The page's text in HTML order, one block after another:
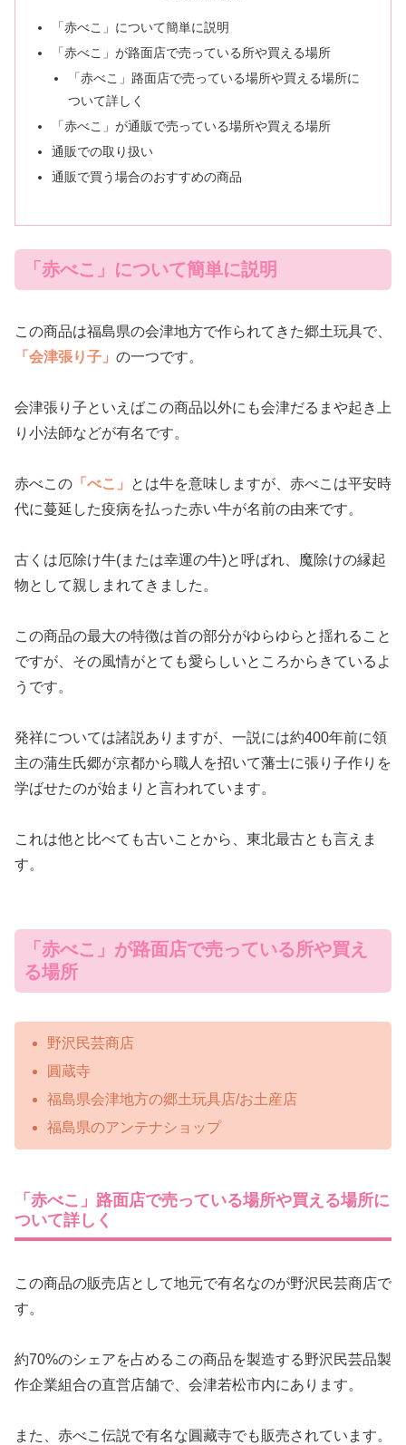
「赤べこ」について簡単に説明
「赤べこ」が路面店で売っている所や買える場所
「赤べこ」路面店で売っている場所や買える場所に
ついて詳しく
「赤べこ」が通販で売っている場所や買える場所
通販での取り扱い
通販で買う場合のおすすめの商品
「赤べこ」について簡単に説明
この商品は福島県の会津地方で作られてきた郷土玩具で、
「会津張り子」 の一つです。
会津張り子といえばこの商品以外にも会津だるまや起き上
り小法師などが有名です。
赤べこの 「べこ」
とは牛を意味しますが、赤べこは平安時
代に蔓延した疫病を払った赤い牛が名前の由来です。
古くは厄除け牛(または幸運の牛)と呼ばれ、魔除けの縁起
物として親しまれてきました。
この商品の最大の特徴は首の部分がゆらゆらと揺れること
ですが、その風情がとても愛らしいところからきているよ
うです。
発祥については諸説ありますが、一説には約400年前に領
主の蒲生氏郷が京都から職人を招いて藩士に張り子作りを
学ばせたのが始まりと言われています。
これは他と比べても古いことから、東北最古とも言えま
す。
「赤べこ」が路面店で売っている所や買え
る場所
野沢民芸商店
圓蔵寺
福島県会津地方の郷土玩具店/お土産店
福島県のアンテナショップ
「赤べこ」路面店で売っている場所や買える場所に
ついて詳しく
この商品の販売店として地元で有名なのが野沢民芸商店で
す。
約70%のシェアを占めるこの商品を製造する野沢民芸品製
作企業組合の直営店舗で、会津若松市内にあります。
また、赤べこ伝説で有名な圓藏寺でも販売されています。